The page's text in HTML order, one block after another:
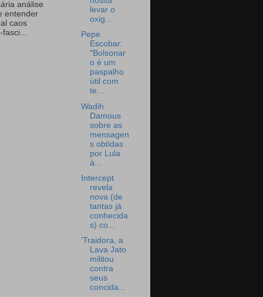
análise
entender
caos
levar o
oxig...
Pepe
Escobar:
"Bolsonar
o é um
paspalho
útil com
te...
Wadih
Damous
sobre as
mensagen
s obtidas
por Lula
à...
Intercept
revela
nova (de
tantas já
conhecida
s) co...
'Traidora, a
Lava Jato
militou
contra
seus
concida...